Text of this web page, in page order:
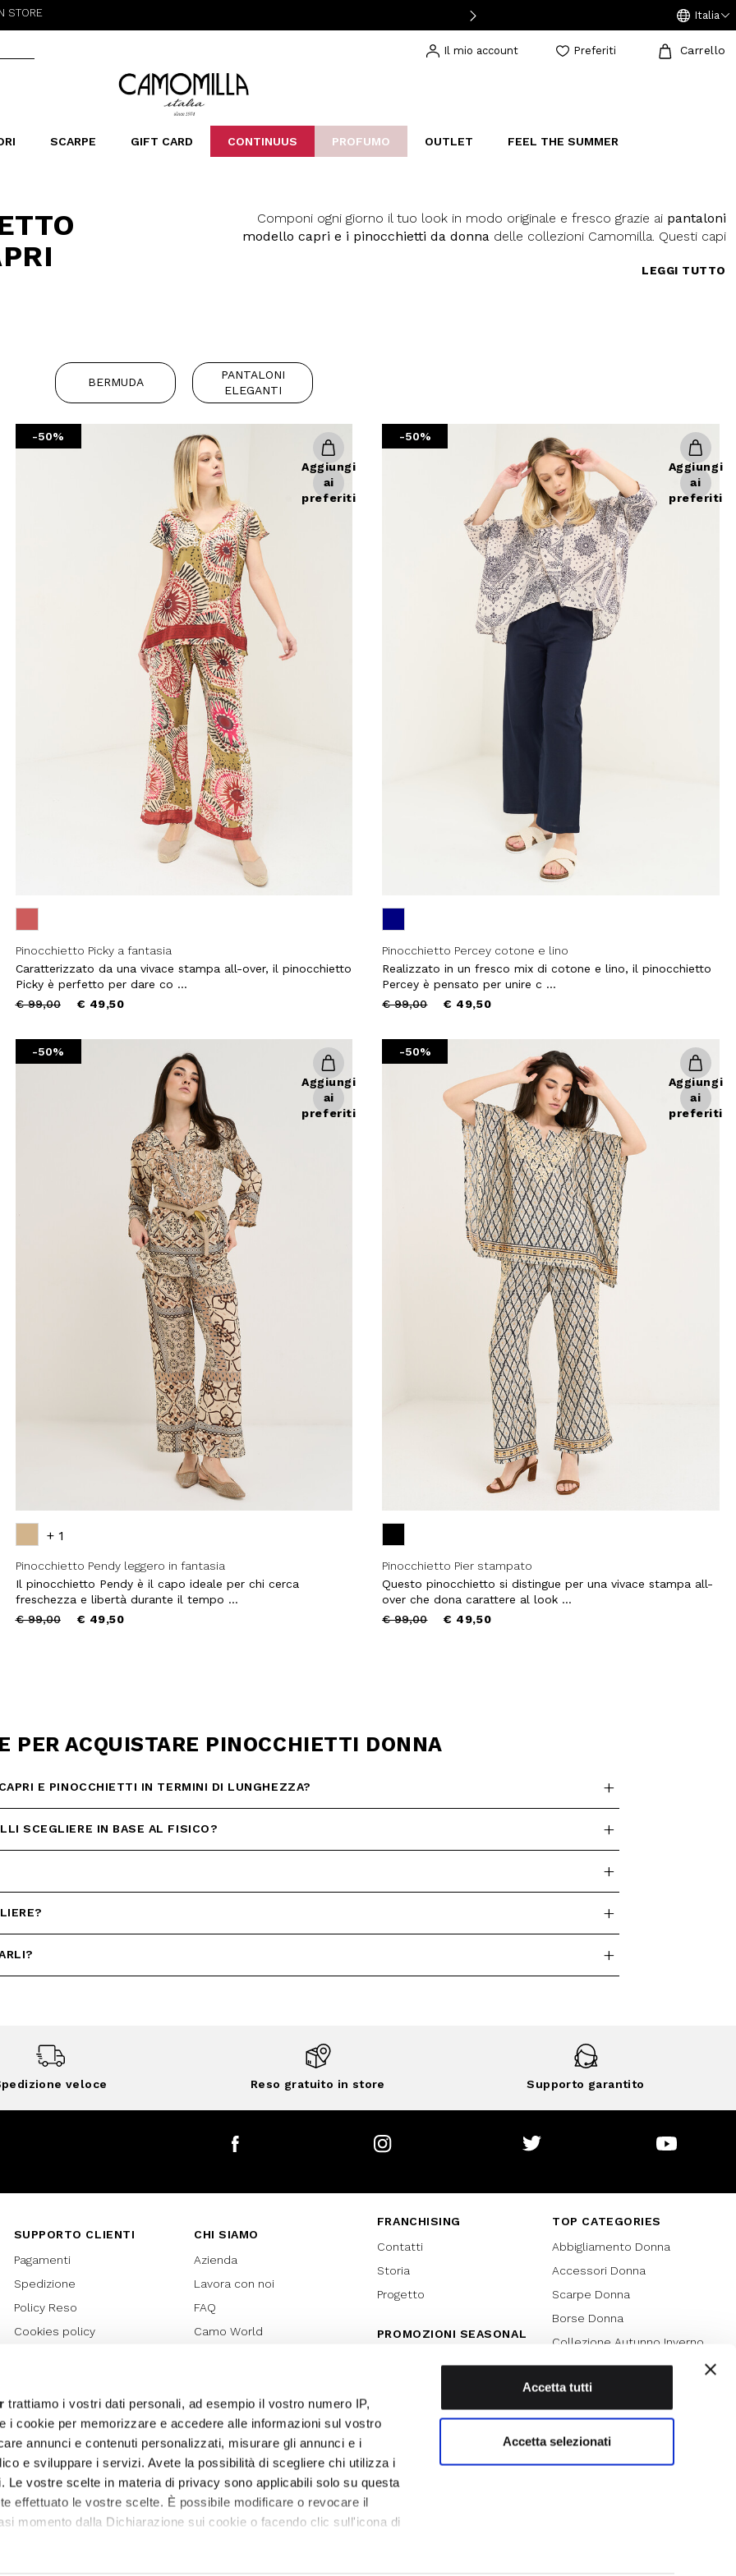
trattiamo i vostri dati personali, ad esempio il vostro numero IP,
i cookie per memorizzare e accedere alle informazioni sul vostro
annunci e contenuti personalizzati, misurare gli annunci e i
e sviluppare i servizi. Avete la possibilità di scegliere chi utilizza i
Le vostre scelte in materia di privacy sono applicabili solo su questa
effettuato le vostre scelte. È possibile modificare o revocare il
momento dalla Dichiarazione sui cookie o facendo clic sull'icona di
Accetta tutti
Accetta selezionati
Italia
Il mio account Preferiti Carrello
Camomilla Italia®
SCARPE GIFT CARD CONTINUUS PROFUMO OUTLET FEEL THE SUMMER
Componi ogni giorno il tuo look in modo originale e fresco grazie ai pantaloni
modello capri e i pinocchietti da donna delle collezioni Camomilla. Questi capi
abbinamenti con camicette glamour e tshirt, per creare anche outfit adatti alle
pinocchietti donna sono la variante casual e sporty, capi basic immancabili nel tuo
guardaroba, capaci di offrire libertà e perfetta vestibilità. Dai un’occhiata ai modelli
skinny o lasciati incantare dalla variante meno aderente e più larga sulle gambe.
donna e pinocchietti donna. Che aspetti?
L'abbigliamento per donna che fa
al caso tuo!
LEGGI TUTTO
BERMUDA
PANTALONI
ELEGANTI
-50%
Aggiungi
ai
preferiti
Pinocchietto Picky a fantasia
Caratterizzato da una vivace stampa all-over, il pinocchietto
Picky è perfetto per dare co ...
Price
€ 99,00to € 49,50
-50%
Aggiungi
ai
preferiti
Pinocchietto Percey cotone e lino
Realizzato in un fresco mix di cotone e lino, il pinocchietto
Percey è pensato per unire c ...
Price
€ 99,00to € 49,50
-50%
Aggiungi
ai
preferiti
+ 1
Pinocchietto Pendy leggero in fantasia
Il pinocchietto Pendy è il capo ideale per chi cerca
freschezza e libertà durante il tempo ...
Price
€ 99,00to € 49,50
-50%
Aggiungi
ai
preferiti
Pinocchietto Pier stampato
Questo pinocchietto si distingue per una vivace stampa all-
over che dona carattere al look ...
Price
€ 99,00to € 49,50
PER ACQUISTARE PINOCCHIETTI DONNA
E PINOCCHIETTI IN TERMINI DI LUNGHEZZA?
SCEGLIERE IN BASE AL FISICO?
veloce Reso gratuito in store Supporto garantito
Chiudi
acquisto!
Italia e accedi
confermi di aver letto e
e il nostro Regolamento
maggiorenne.
E SI APPLICANO LE NORME SULLA
SUPPORTO CLIENTI
Pagamenti
Spedizione
Policy Reso
Cookies policy
Regolamento Promozioni
Lover Card
Regolamento My Lovely
Garden
Privacy
CHI SIAMO
Azienda
Lavora con noi
FAQ
Camo World
Bilancio di sostenibilità 2022
FRANCHISING
Contatti
Storia
Progetto
PROMOZIONI SEASONAL
Armocromia
TOP CATEGORIES
Abbigliamento Donna
Accessori Donna
Scarpe Donna
Borse Donna
Collezione Autunno Inverno
Collezione Primavera Estate
SPECIAL PROMOTION
Saldi
Saldi 70%
Saldi 60%